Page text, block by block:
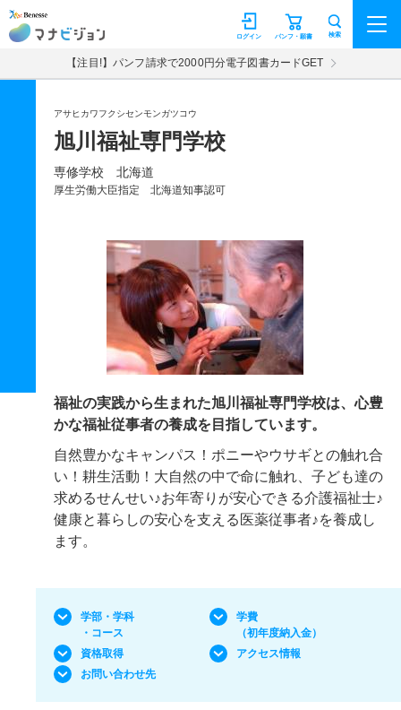
マナビジョン パンフ・願書
ログイン 検索
【注目!】パンフ請求で2000円分電子図書カードGET
アサヒカワフクシセンモンガツコウ
旭川福祉専門学校
専修学校 北海道
厚生労働大臣指定 北海道知事認可
福祉の実践から生まれた旭川福祉専門学校は、心豊
かな福祉従事者の養成を目指しています。
自然豊かなキャンパス！ポニーやウサギとの触れ合
い！耕生活動！大自然の中で命に触れ、子ども達の
求めるせんせい♪お年寄りが安心できる介護福祉士♪
健康と暮らしの安心を支える医薬従事者♪を養成し
ます。
学部・学科
・コース
学費
（初年度納入金）
資格取得
アクセス情報
お問い合わせ先